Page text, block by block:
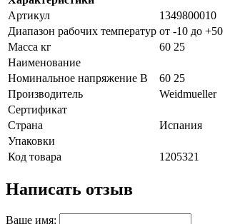
Артикул
1349800010
Диапазон рабочих температур от -10 до +50
Масса кг
60 25
Наименование
Номинальное напряжение В
60 25
Производитель
Weidmueller
Сертификат
Страна
Испания
Упаковки
Код товара
1205321
Написать отзыв
Ваше имя: